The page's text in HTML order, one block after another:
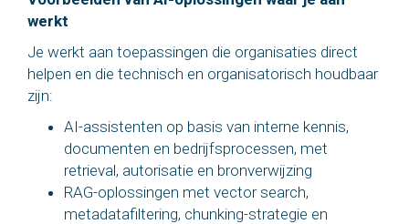
werkt
Je werkt aan toepassingen die organisaties direct
helpen en die technisch en organisatorisch houdbaar
zijn:
AI-assistenten op basis van interne kennis,
documenten en bedrijfsprocessen, met
retrieval, autorisatie en bronverwijzing
RAG-oplossingen met vector search,
metadatafiltering, chunking-strategie en